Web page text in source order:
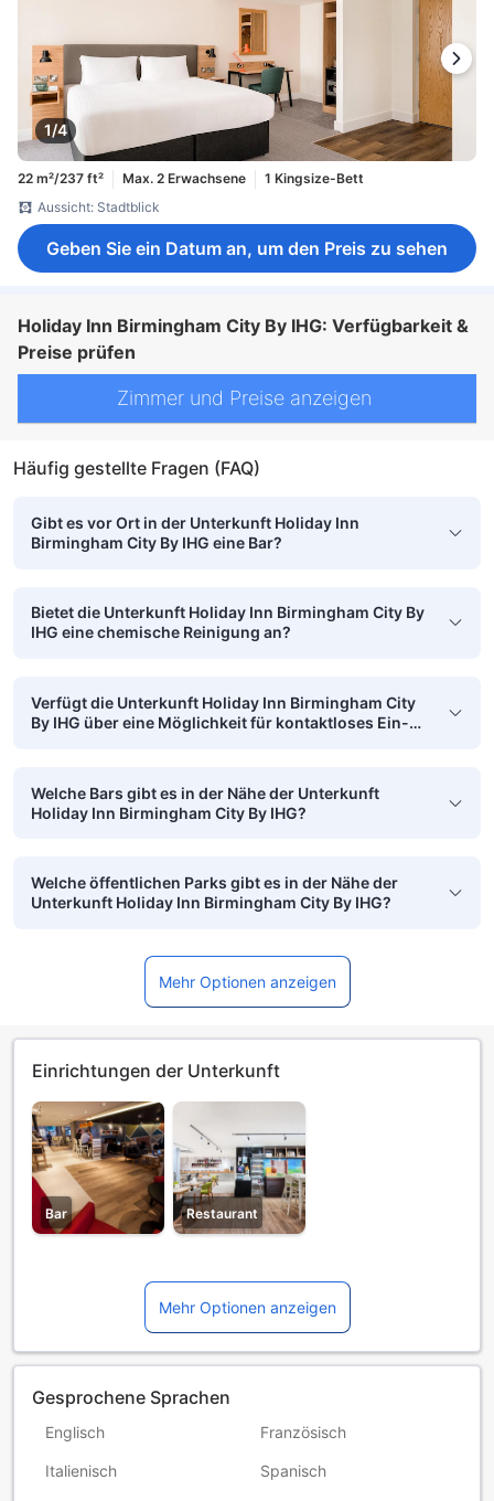
1/4
22 m²/237 ft² Max. 2 Erwachsene
1 Kingsize-Bett
Aussicht: Stadtblick
Geben Sie ein Datum an, um den Preis zu sehen
Holiday Inn Birmingham City By IHG: Verfügbarkeit &
Preise prüfen
Zimmer und Preise anzeigen
Häufig gestellte Fragen (FAQ)
Gibt es vor Ort in der Unterkunft Holiday Inn
Birmingham City By IHG eine Bar?
Bietet die Unterkunft Holiday Inn Birmingham City By
IHG eine chemische Reinigung an?
Verfügt die Unterkunft Holiday Inn Birmingham City
By IHG über eine Möglichkeit für kontaktloses Ein-
Welche Bars gibt es in der Nähe der Unterkunft
Holiday Inn Birmingham City By IHG?
Welche öffentlichen Parks gibt es in der Nähe der
Unterkunft Holiday Inn Birmingham City By IHG?
Mehr Optionen anzeigen
Einrichtungen der Unterkunft
Bar Restaurant
Mehr Optionen anzeigen
Gesprochene Sprachen
Englisch Französisch
Italienisch Spanisch